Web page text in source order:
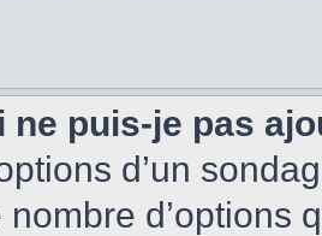
ne puis-je pas
d’un
d’options